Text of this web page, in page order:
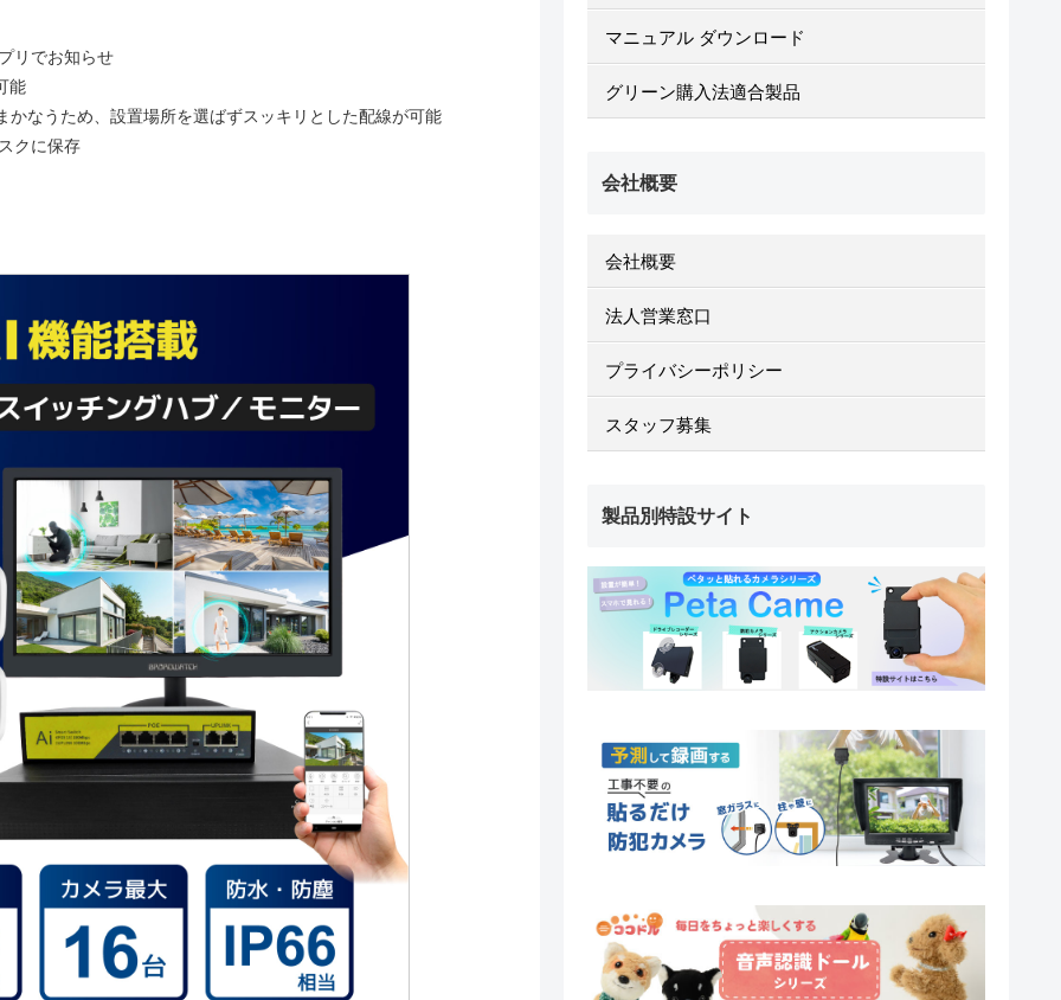
リでお知らせ
能
なうため、設置場所を選ばずスッキリとした配線が可能
クに保存
マニュアル ダウンロード
グリーン購入法適合製品
会社概要
会社概要
法人営業窓口
プライバシーポリシー
スタッフ募集
製品別特設サイト